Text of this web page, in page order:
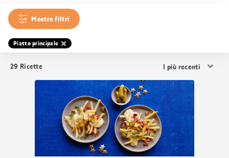
Mostra filtri
Piatto principale
29 Ricette
i
risultati